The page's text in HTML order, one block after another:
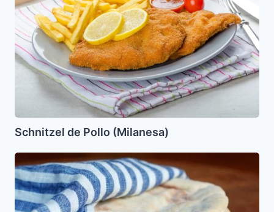
(Milanesa)
Schnitzel de Pollo (Milanesa)
Pitas